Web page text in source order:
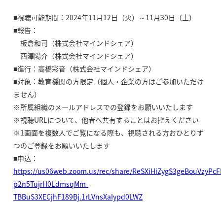
■視聴可能期間：2024年11月12日（火）～11月30日（土）
■報告：
板倉和司（株式会社マインドシェア）
西澤陽介（株式会社マインドシェア）
■進行：高橋彩音（株式会社マインドシェア）
■対象：教育機関の方限定（個人・企業の方はご参加いただけ
ません）
※所属組織のメールアドレスでの登録をお願いいたします
※視聴URLについて、他者へ共有することはお控えください
※1画面を複数人でご覧になる際も、視聴される方おひとりず
つのご登録をお願いいたします
■申込：
https://us06web.zoom.us/rec/share/
p2n5TujrH0LdmsqMm-
TBBuS3XECjhF189Bj.1rLVnsXaIypd0LWZ